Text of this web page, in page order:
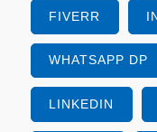
FIVERR
WHATSAPP DP
LINKEDIN